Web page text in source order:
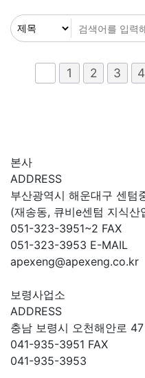
1 2 3 4
본사
ADDRESS
부산광역시 해운대구 센텀
(재송동, 큐비e센텀 지식산
051-323-3951~2 FAX
051-323-3953 E-MAIL
apexeng@apexeng.co.kr
보령사업소
ADDRESS
충남 보령시 오천해안로
041-935-3951 FAX
041-935-3953